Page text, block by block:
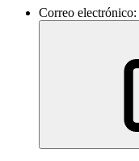
Correo electrónico: